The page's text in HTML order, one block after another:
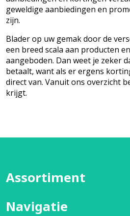
geweldige aanbiedingen en
zijn.
Blader op uw gemak door de
een breed scala aan producten
aangeboden. Dan weet je zeker
betaalt, want als er ergens
direct van. Vanuit ons overzicht
krijgt.
Assortiment
Navigatie